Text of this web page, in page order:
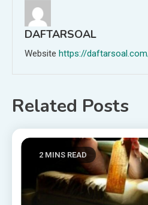
DAFTARSOAL
Website https://
Related Posts
2 MINS READ